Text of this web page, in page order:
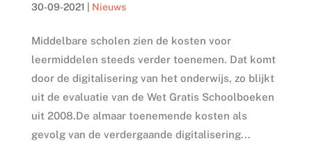
30-09-2021 Nieuws
Middelbare scholen zien de kosten voor
leermiddelen steeds verder toenemen. Dat komt
door de digitalisering van het onderwijs, zo blijkt
uit de evaluatie van de Wet Gratis Schoolboeken
uit 2008.De almaar toenemende kosten als
gevolg van de verdergaande digitalisering...